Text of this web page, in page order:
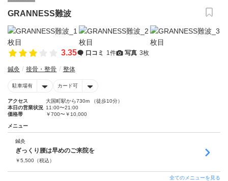
GRANNESS難波
3.35 口コミ 1件 写真 3枚
鍼灸 接骨・整骨 整体
駐車場有 カード可
アクセス
大国町駅から730m （徒歩10分）
本日の営業状況 11:00〜21:00
価格帯
￥700〜￥10,000
メニュー
鍼灸
ぎっくり腰は早めのご来院を
￥5,500 （税込）
全てのメニューを見る